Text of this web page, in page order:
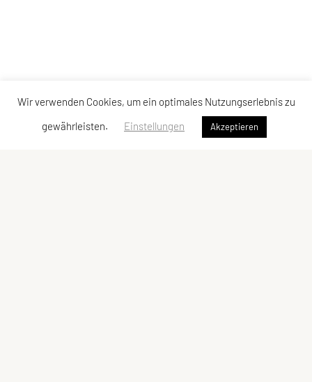
Wir verwenden Cookies, um ein optimales Nutzungserlebnis zu
gewährleisten.
Einstellungen Akzeptieren